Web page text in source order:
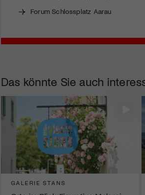
Forum Schlossplatz Aarau
Das könnte Sie auch
GALERIE STANS